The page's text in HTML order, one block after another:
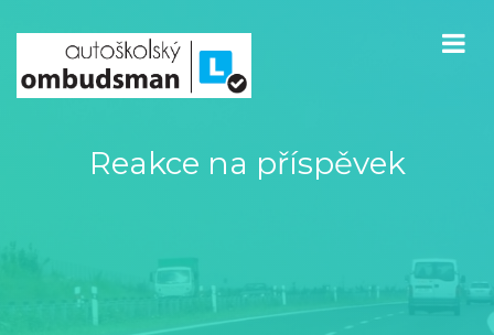
Reakce na příspěvek